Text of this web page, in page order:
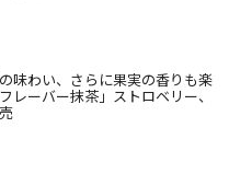
味わい、さらに果実の香りも楽
レーバー抹茶」ストロベリー、